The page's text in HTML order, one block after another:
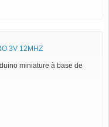
3V 12MHZ
miniature à base de